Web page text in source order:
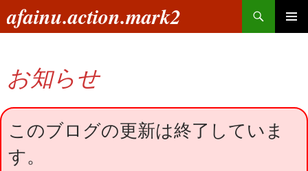
ン
へ
ス
キ
プ
afainu.action.mark2
索
お知らせ
このブログの更新は終了していま
す。